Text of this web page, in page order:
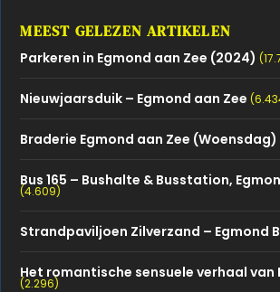
MEEST GELEZEN ARTIKELEN
Parkeren in Egmond aan Zee (2024)
Nieuwjaarsduik – Egmond aan Zee
Braderie Egmond aan Zee (Woensdag)
Bus 165 – Bushalte & Busstation,
(4.609)
Strandpaviljoen Zilverzand – Egmond
Het romantische sensuele verhaal van
(2.296)